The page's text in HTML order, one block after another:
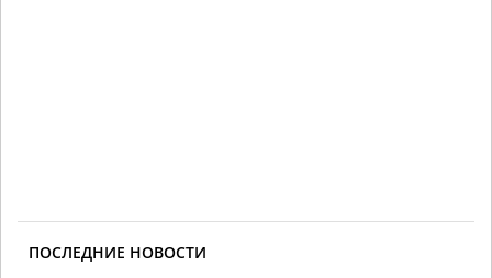
ПОСЛЕДНИЕ НОВОСТИ